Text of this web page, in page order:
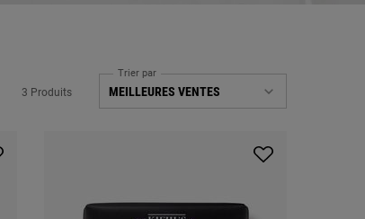
3 Produits
Trier par